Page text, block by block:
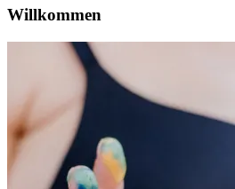
Willkommen